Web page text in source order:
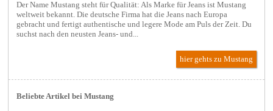
Der Name Mustang steht für Qualität: Als Marke für Jeans ist Mustang
weltweit bekannt. Die deutsche Firma hat die Jeans nach Europa
gebracht und fertigt authentische und legere Mode am Puls der Zeit. Du
suchst nach den neusten Jeans- und...
hier gehts zu Mustang
Beliebte Artikel bei Mustang